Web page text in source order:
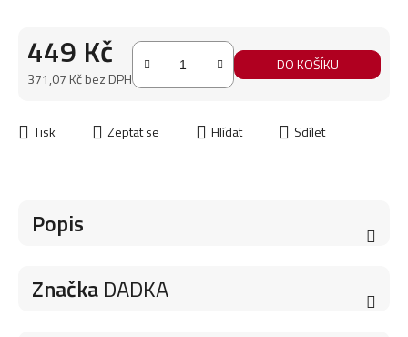
449 Kč
371,07 Kč bez DPH
DO KOŠÍKU
Tisk Zeptat se Hlídat Sdílet
Popis
ZnačkaDADKA